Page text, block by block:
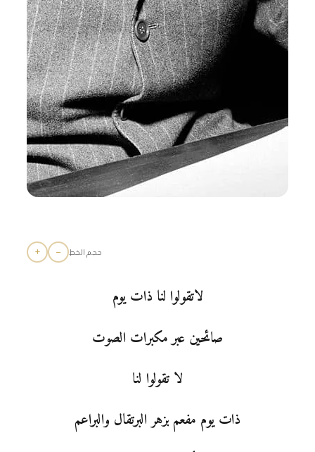
حجم الخط −
+
لاتقولوا لنا ذات يوم
صائحين عبر مكبرات الصوت
لا تقولوا لنا
ذات يوم مفعم بزهر البرتقال والبراعم